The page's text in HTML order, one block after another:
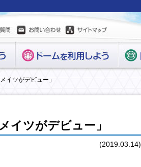
イツがデビュー」
イツがデビュー」
(2019.03.14)